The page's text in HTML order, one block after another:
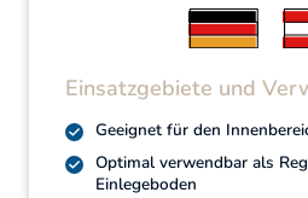
Einsatzgebiete und
Geeignet für den
Optimal verwendbar als
Einlegeboden